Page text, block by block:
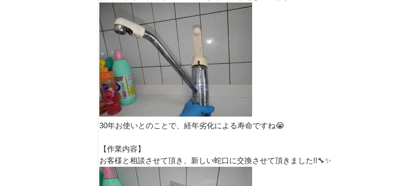
30年お使いとのことで、経年劣化による寿命ですね😭
【作業内容】
お客様と相談させて頂き、新しい蛇口に交換させて頂きました!!🔧✨